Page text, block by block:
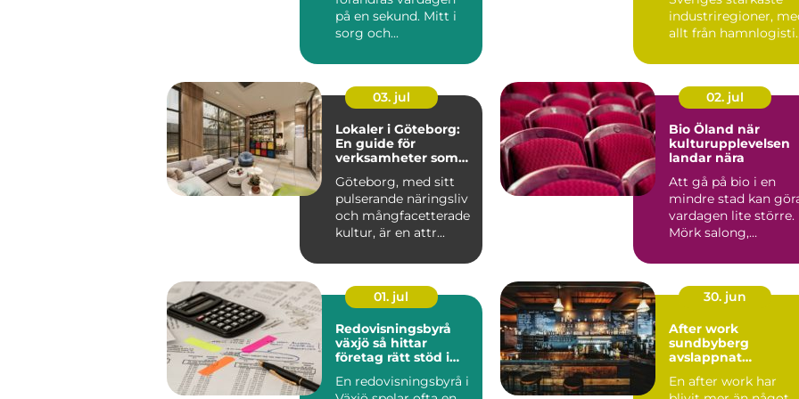
på en sekund. Mitt i
sorg och...
industriregioner,
allt från
03. jul
Lokaler i Göteborg:
En guide för
verksamheter som
Göteborg, med sitt
pulserande näringsliv
och mångfacetterade
kultur, är en attr...
02. jul
Bio Öland när
kulturupplevelsen
landar nära
Att gå på bio i en
mindre stad kan
vardagen lite större.
Mörk salong,
och en d...
01. jul
Redovisningsbyrå
växjö så hittar
företag rätt stöd i
En redovisningsbyrå i
30. jun
After work
sundbyberg
avslappnat
vardagen
En after work har